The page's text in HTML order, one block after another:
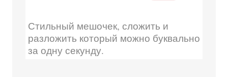
Стильный мешочек, сложить и
разложить который можно буквально
за одну секунду.